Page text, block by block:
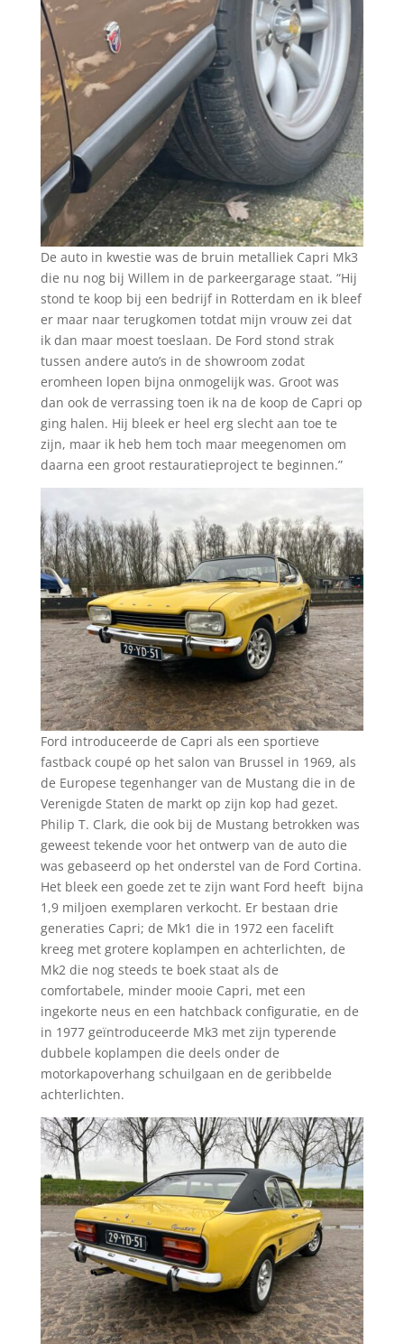
De auto in kwestie was de bruin metalliek Capri Mk3
die nu nog bij Willem in de parkeergarage staat. “Hij
stond te koop bij een bedrijf in Rotterdam en ik bleef
er maar naar terugkomen totdat mijn vrouw zei dat
ik dan maar moest toeslaan. De Ford stond strak
tussen andere auto’s in de showroom zodat
eromheen lopen bijna onmogelijk was. Groot was
dan ook de verrassing toen ik na de koop de Capri op
ging halen. Hij bleek er heel erg slecht aan toe te
zijn, maar ik heb hem toch maar meegenomen om
daarna een groot restauratieproject te beginnen.”
Ford introduceerde de Capri als een sportieve
fastback coupé op het salon van Brussel in 1969, als
de Europese tegenhanger van de Mustang die in de
Verenigde Staten de markt op zijn kop had gezet.
Philip T. Clark, die ook bij de Mustang betrokken was
geweest tekende voor het ontwerp van de auto die
was gebaseerd op het onderstel van de Ford Cortina.
Het bleek een goede zet te zijn want Ford heeft bijna
1,9 miljoen exemplaren verkocht. Er bestaan drie
generaties Capri; de Mk1 die in 1972 een facelift
kreeg met grotere koplampen en achterlichten, de
Mk2 die nog steeds te boek staat als de
comfortabele, minder mooie Capri, met een
ingekorte neus en een hatchback configuratie, en de
in 1977 geïntroduceerde Mk3 met zijn typerende
dubbele koplampen die deels onder de
motorkapoverhang schuilgaan en de geribbelde
achterlichten.